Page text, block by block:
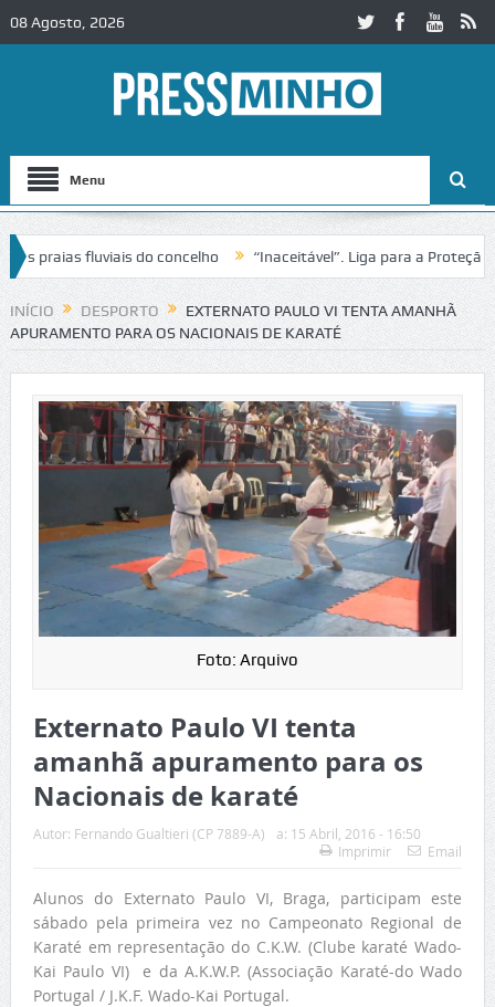
08 Agosto, 2026
Menu
fluviais do concelho “Inaceitável”. Liga para a Proteção da
de trânsito no IC2 em Alcobaça Igreja do Castelo de Cerveira
INÍCIO DESPORTO
EXTERNATO PAULO VI TENTA AMANHÃ
APURAMENTO PARA OS NACIONAIS DE KARATÉ
Foto: Arquivo
Externato Paulo VI tenta
amanhã apuramento para os
Nacionais de karaté
Autor: Fernando Gualtieri (CP 7889-A) a: 15 Abril, 2016 - 16:50
Imprimir
Email
Alunos do Externato Paulo VI, Braga, participam este
sábado pela primeira vez no Campeonato Regional de
Karaté em representação do C.K.W. (Clube karaté Wado-
Kai Paulo VI) e da A.K.W.P. (Associação Karaté-do Wado
Portugal / J.K.F. Wado-Kai Portugal.